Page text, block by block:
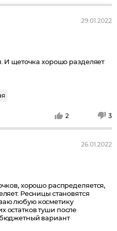
29.01.2022
И щеточка хорошо разделяет
2 3
26.01.2022
хорошо распределяется,
Ресницы становятся
любую косметику
остатков туши после
вариант